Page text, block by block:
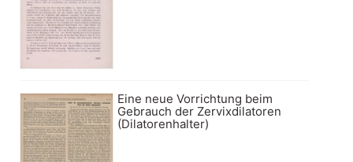
Eine neue Vorrichtung beim
Gebrauch der Zervixdilatoren
(Dilatorenhalter)